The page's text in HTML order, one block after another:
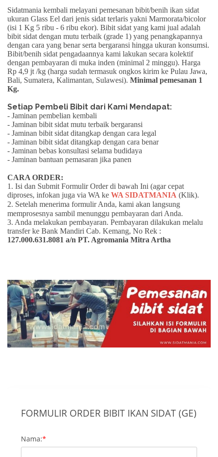
Sidatmania kembali melayani pemesanan bibit/benih ikan sidat
ukuran Glass Eel dari jenis sidat terlaris yakni Marmorata/bicolor
(isi 1 Kg 5 ribu - 6 ribu ekor). Bibit sidat yang kami jual adalah
bibit sidat dengan mutu terbaik (grade 1) yang penangkapannya
dengan cara yang benar serta bergaransi hingga ukuran konsumsi.
Bibit/benih sidat pengadaannya kami lakukan secara kolektif
dengan pembayaran di muka inden (minimal 2 minggu). Harga
Rp 4,9 jt /kg (harga sudah termasuk ongkos kirim ke Pulau Jawa,
Bali, Sumatera, Kalimantan, Sulawesi). Minimal pemesanan 1
Kg.
Setiap Pembeli Bibit dari Kami Mendapat:
- Jaminan pembelian kembali
- Jaminan bibit sidat mutu terbaik bergaransi
- Jaminan bibit sidat ditangkap dengan cara legal
- Jaminan bibit sidat ditangkap dengan cara benar
- Jaminan bebas konsultasi selama budidaya
- Jaminan bantuan pemasaran jika panen
CARA ORDER:
1. Isi dan Submit Formulir Order di bawah Ini (agar cepat
diproses, infokan juga via WA ke WA SIDATMANIA (Klik).
2. Setelah menerima formulir Anda, kami akan langsung
memprosesnya sambil menunggu pembayaran dari Anda.
3. Anda melakukan pembayaran. Pembayaran dilakukan melalu
transfer ke Bank Mandiri Cab. Kemang, No Rek :
127.000.631.8081 a/n PT. Agromania Mitra Artha